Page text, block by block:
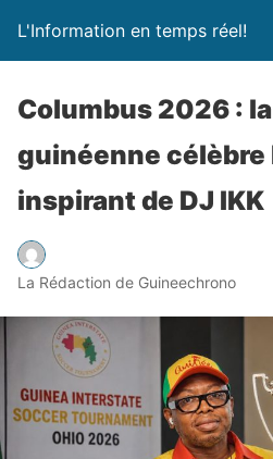
L'Information en temps réel!
Columbus 2026 :
guinéenne célèbre
inspirant de DJ IKK
La Rédaction de Guineechrono